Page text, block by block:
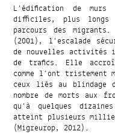
L’édification de
difficiles, plus longs
parcours des migrants.
(2001), l’escalade
de nouvelles activités
de trafics. Elle
comme l’ont tristement
ceux liés au blindage
nombre de morts aux
qu’à quelques
atteint plusieurs
(Migreurop, 2012).